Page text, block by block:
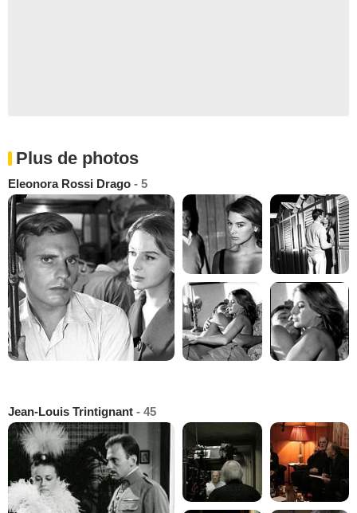
Plus de photos
Eleonora Rossi Drago - 5
Jean-Louis Trintignant - 45